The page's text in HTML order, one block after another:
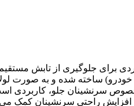
برای جلوگیری از تابش
ساخته شده و به صورت
سرنشینان جلو، کاربردی